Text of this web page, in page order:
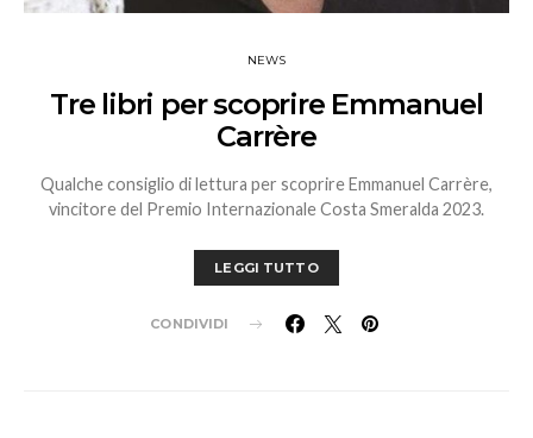
NEWS
Tre libri per scoprire Emmanuel
Carrère
Qualche consiglio di lettura per scoprire Emmanuel Carrère,
vincitore del Premio Internazionale Costa Smeralda 2023.
LEGGI TUTTO
CONDIVIDI